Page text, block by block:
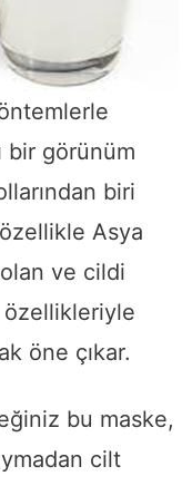
bir görünüm
biri
Asya
ve cildi
özellikleriyle
öne çıkar.
bu maske,
cilt